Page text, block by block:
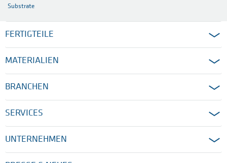
Substrate
FERTIGTEILE
MATERIALIEN
BRANCHEN
SERVICES
UNTERNEHMEN